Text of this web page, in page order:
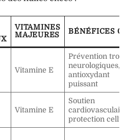
VITAMINES
MAJEURES
BÉNÉFICES
Vitamine E
Prévention
neurologiques,
antioxydant
puissant
Vitamine E
Soutien
protection